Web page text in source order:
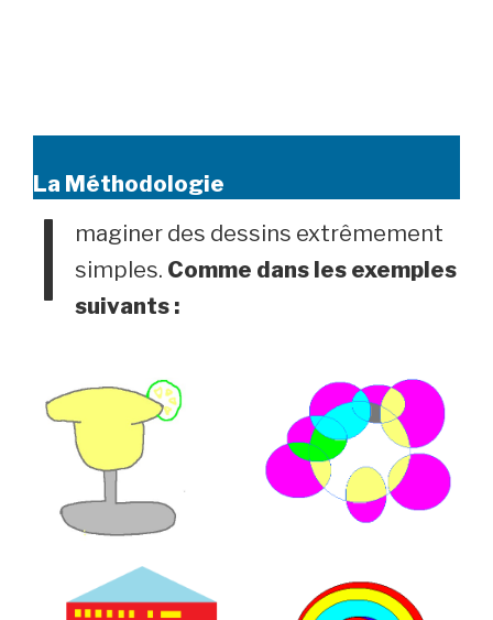
La Méthodologie
I
maginer des dessins extrêmement
simples. Comme dans les exemples
suivants :